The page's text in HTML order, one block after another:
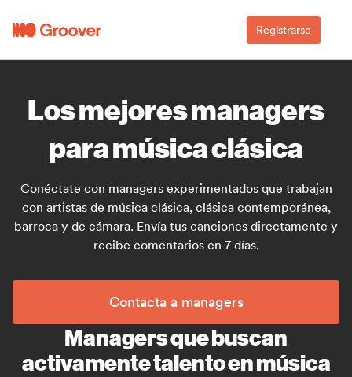
Registrarse
Los mejores managers
para música clásica
Conéctate con managers experimentados que trabajan
con artistas de música clásica, clásica contemporánea,
barroca y de cámara. Envía tus canciones directamente y
recibe comentarios en 7 días.
Contacta a managers
Managers que buscan
activamente talento en música